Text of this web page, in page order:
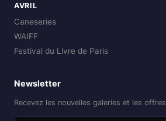
AVRIL
Caneseries
WAIFF
Festival du Livre de Paris
Newsletter
Recevez les nouvelles galeries et les